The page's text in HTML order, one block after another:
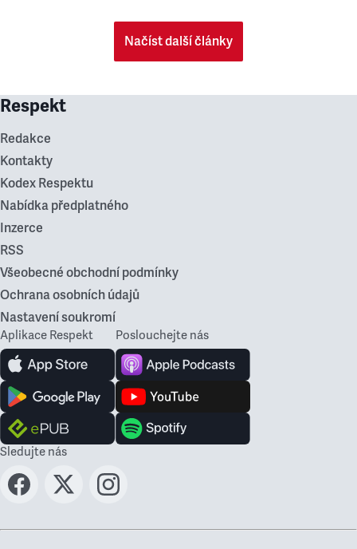
Načíst další články
Respekt
Redakce
Kontakty
Kodex Respektu
Nabídka předplatného
Inzerce
RSS
Všeobecné obchodní podmínky
Ochrana osobních údajů
Nastavení soukromí
Aplikace Respekt Poslouchejte nás
Sledujte nás